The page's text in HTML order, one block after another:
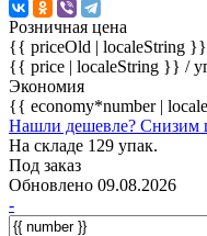
Розничная цена
{{ priceOld | localeString }}
{{ price | localeString }} /
Экономия
{{ economy*number |
Нашли дешевле? Снизим
На складе 129 упак.
Под заказ
Обновлено 09.08.2026
-